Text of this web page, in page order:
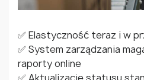
✅ Elastyczność teraz i w
✅ System zarządzania
raporty online